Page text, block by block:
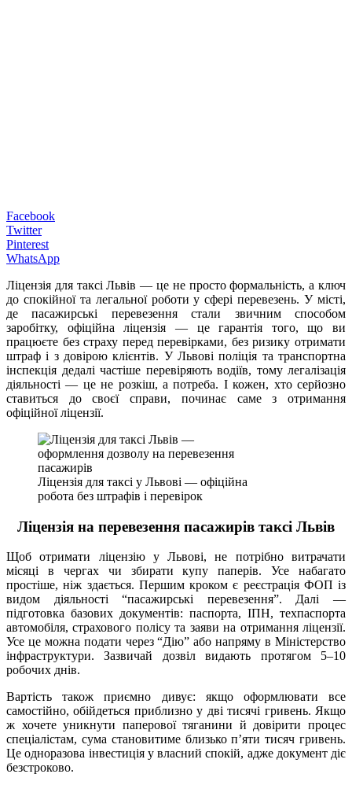
Facebook
Twitter
Pinterest
WhatsApp
Ліцензія для таксі Львів — це не просто формальність, а ключ
до спокійної та легальної роботи у сфері перевезень. У місті,
де пасажирські перевезення стали звичним способом
заробітку, офіційна ліцензія — це гарантія того, що ви
працюєте без страху перед перевірками, без ризику отримати
штраф і з довірою клієнтів. У Львові поліція та транспортна
інспекція дедалі частіше перевіряють водіїв, тому легалізація
діяльності — це не розкіш, а потреба. І кожен, хто серйозно
ставиться до своєї справи, починає саме з отримання
офіційної ліцензії.
Ліцензія для таксі у Львові — офіційна
робота без штрафів і перевірок
Ліцензія на перевезення пасажирів таксі Львів
Щоб отримати ліцензію у Львові, не потрібно витрачати
місяці в чергах чи збирати купу паперів. Усе набагато
простіше, ніж здається. Першим кроком є реєстрація ФОП із
видом діяльності “пасажирські перевезення”. Далі —
підготовка базових документів: паспорта, ІПН, техпаспорта
автомобіля, страхового полісу та заяви на отримання ліцензії.
Усе це можна подати через “Дію” або напряму в Міністерство
інфраструктури. Зазвичай дозвіл видають протягом 5–10
робочих днів.
Вартість також приємно дивує: якщо оформлювати все
самостійно, обійдеться приблизно у дві тисячі гривень. Якщо
ж хочете уникнути паперової тяганини й довірити процес
спеціалістам, сума становитиме близько п’яти тисяч гривень.
Це одноразова інвестиція у власний спокій, адже документ діє
безстроково.